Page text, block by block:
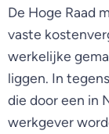
De Hoge Raad
vaste
werkelijke
liggen. In
die door een in
werkgever